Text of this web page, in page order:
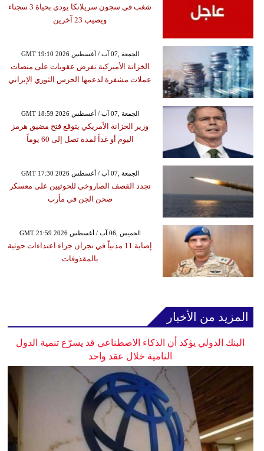
شغب في سجون سريلانكا يودي بحياة 3 سجناء
ويصيب 23 آخرين
GMT 19:10 2026 الجمعة ,07 آب / أغسطس
الخزانة الأميركية تفرض عقوبات على منصات
عملات مشفرة لدعمها الحرس الثوري الإيراني
GMT 18:59 2026 الجمعة ,07 آب / أغسطس
وزير الخزانة الأمريكي يتوقع فتح مضيق هرمز
اليوم أو غداً لمدة تصل إلى 60 يوماً
GMT 17:30 2026 الجمعة ,07 آب / أغسطس
تجدد القصف الصاروخي للحوثيين على معسكر
صحن الجن في مأرب
GMT 21:59 2026 الخميس ,06 آب / أغسطس
إصابة 11 مدنياً في نجران جراء اعتداءات حوثية
بالمقذوفات
المزيد من الأخبار
البنك الدولي يؤكد أن الذكاء الاصطناعي قد يسرّع تنمية الدول
النامية خلال عقد واحد